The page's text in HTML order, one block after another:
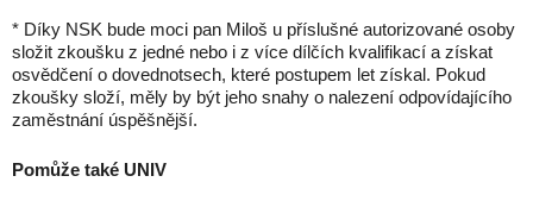
* Díky NSK bude moci pan Miloš u příslušné autorizované osoby
složit zkoušku z jedné nebo i z více dílčích kvalifikací a získat
osvědčení o dovednotsech, které postupem let získal. Pokud
zkoušky složí, měly by být jeho snahy o nalezení odpovídajícího
zaměstnání úspěšnější.
Pomůže také UNIV